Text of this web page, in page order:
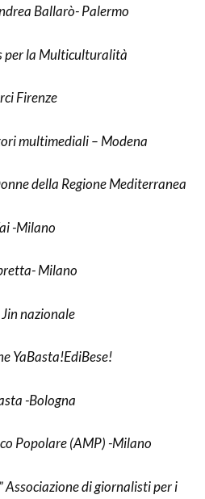
Ballarò- Palermo
per la Multiculturalità
Firenze
multimediali – Modena
della Regione Mediterranea
-Milano
Milano
Jin nazionale
YaBasta!EdiBese!
-Bologna
Popolare (AMP) -Milano
Associazione di giornalisti per i